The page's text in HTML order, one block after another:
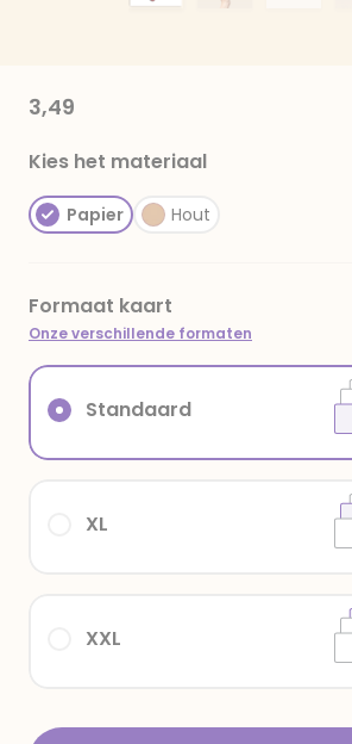
3,49
Kies het materiaal
Papier Hout
Formaat kaart
Onze verschillende formaten
XXL
XL
Standaard